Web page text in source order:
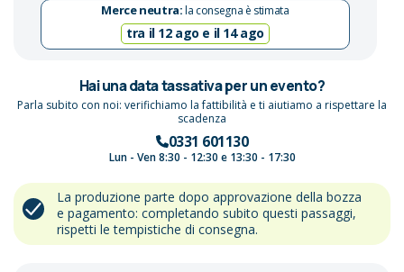
Merce neutra:la consegna è stimata
tra il 12 ago e il 14 ago
Hai una data tassativa per un evento?
Parla subito con noi: verifichiamo la fattibilità e ti aiutiamo a rispettare la
scadenza
0331 601130
Lun - Ven 8:30 - 12:30 e 13:30 - 17:30
La produzione parte dopo approvazione della bozza
e pagamento: completando subito questi passaggi,
rispetti le tempistiche di consegna.